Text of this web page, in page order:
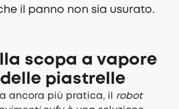
il panno non sia usurato.
scopa a vapore
piastrelle
ancora più pratica, il robot